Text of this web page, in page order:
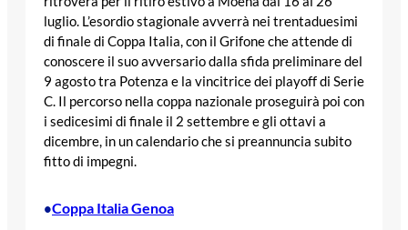
luglio. L’esordio stagionale avverrà nei trentaduesimi
di finale di Coppa Italia, con il Grifone che attende di
conoscere il suo avversario dalla sfida preliminare del
9 agosto tra Potenza e la vincitrice dei playoff di Serie
C. Il percorso nella coppa nazionale proseguirà poi con
i sedicesimi di finale il 2 settembre e gli ottavi a
dicembre, in un calendario che si preannuncia subito
fitto di impegni.
•Coppa Italia Genoa